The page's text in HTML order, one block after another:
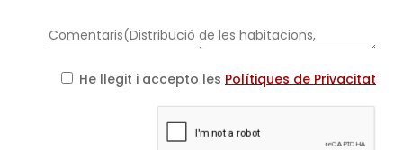
He llegit i accepto les Polítiques de Privacitat